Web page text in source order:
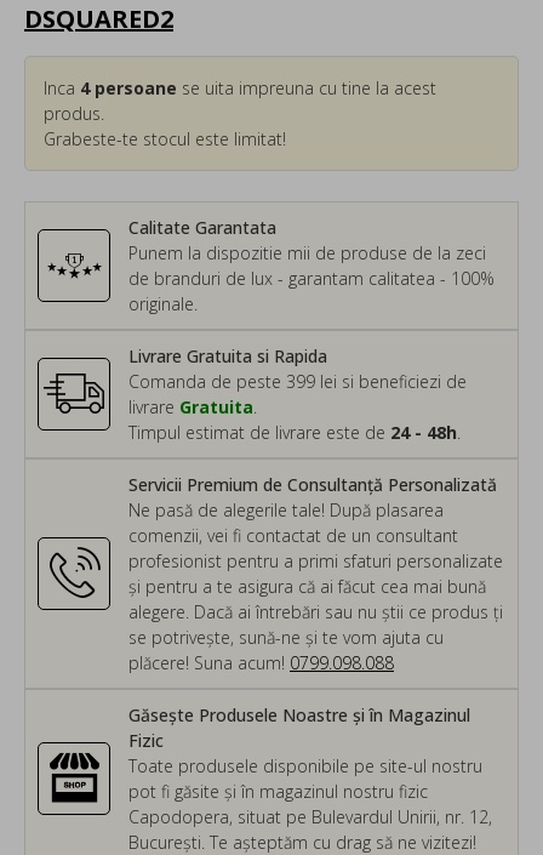
DSQUARED2
Calitate Garantata
Punem la dispozitie mii de produse de la zeci
de branduri de lux - garantam calitatea - 100%
originale.
Inca 4persoane se uita impreuna cu tine la acest
produs.
Grabeste-te stocul este limitat!
Servicii Premium de Consultanță Personalizată
Ne pasă de alegerile tale! După plasarea
comenzii, vei fi contactat de un consultant
profesionist pentru a primi sfaturi personalizate
și pentru a te asigura că ai făcut cea mai bună
alegere. Dacă ai întrebări sau nu știi ce produs ți
se potrivește, sună-ne și te vom ajuta cu
plăcere! Suna acum! 0799.098.088
Livrare Gratuita si Rapida
Comanda de peste 399 lei si beneficiezi de
livrare Gratuita
Timpul estimat de livrare este de 24 - 48h
Găsește Produsele Noastre și în Magazinul
Fizic
Toate produsele disponibile pe site-ul nostru
pot fi găsite și în magazinul nostru fizic
Capodopera, situat pe Bulevardul Unirii, nr. 12,
București. Te așteptăm cu drag să ne vizitezi!